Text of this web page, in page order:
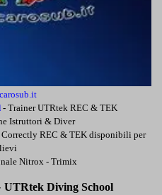
- Trainer UTRtek REC & TEK
Istruttori & Diver
REC & TEK disponibili per
Nitrox - Trimix
UTRtek Diving School